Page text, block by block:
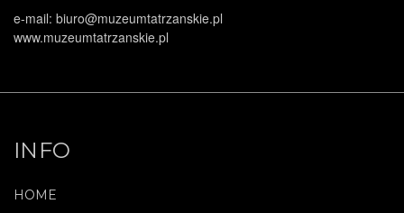
e-mail: biuro@muzeumtatrzanskie.pl
www.muzeumtatrzanskie.pl
INFO
HOME